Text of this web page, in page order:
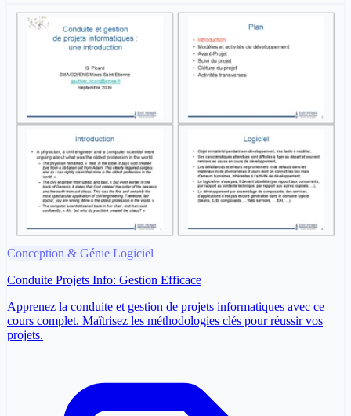
Conception & Génie Logiciel
Conduite Projets Info: Gestion Efficace
Apprenez la conduite et gestion de projets informatiques avec ce
cours complet. Maîtrisez les méthodologies clés pour réussir vos
projets.